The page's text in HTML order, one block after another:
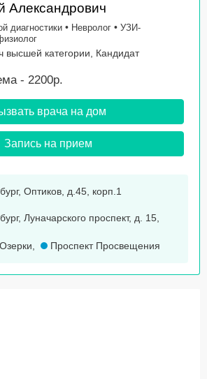
Александрович
диагностики • Невролог • УЗИ-
высшей категории, Кандидат
- 2200р.
врача на дом
Запись на прием
Оптиков, д.45, корп.1
Луначарского проспект, д. 15,
Озерки, Проспект Просвещения